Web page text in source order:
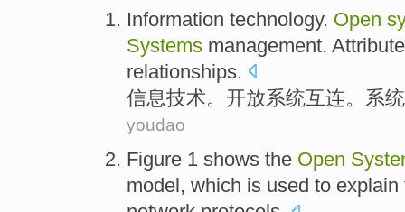
Information technology. Open
Systems management.
relationships.
信息技术。 开放系统互连。系统
youdao
Figure 1 shows the Open
model , which is used to explain